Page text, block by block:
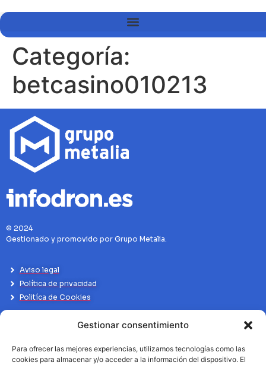
Gestionar consentimiento
Para ofrecer las mejores experiencias, utilizamos tecnologías como las
cookies para almacenar y/o acceder a la información del dispositivo. El
Categoría:
betcasino010213
© 2024
Gestionado y promovido por Grupo Metalia.
Aviso legal
Política de privacidad
Politíca de Cookies